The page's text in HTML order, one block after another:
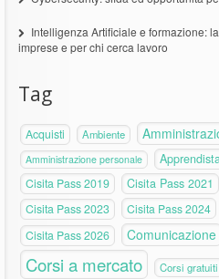
Intelligenza Artificiale e formazione:
imprese e per chi cerca lavoro
Tag
Acquisti Ambiente
Amministrazione personale
Cisita Pass 2019
Cisita Pass 2021
Cisita Pass 2023 Cisita Pass 2024
Cisita Pass 2026
Comunicazione
Corsi a mercato Corsi gratuiti